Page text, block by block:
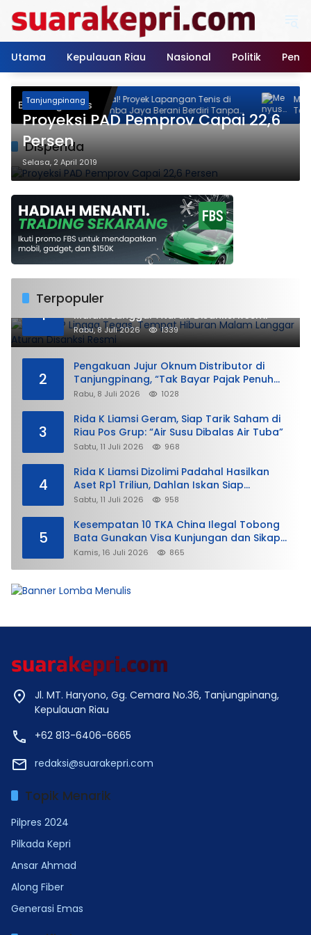
konten
Utama
Kepulauan Riau Nasional Politik
Breaking NewsNeo Feodal! Proyek Lapangan Tenis di
Jalan Rimba Jaya Berani Berdiri Tanpa
Izin, Pemilik Malah Pamer Progres 70
Dispenda
Tanjungpinang
Proyeksi PAD Pemprov Capai 22,6
Persen
Selasa, 2 April 2019
Terpopuler
1
DPMPTSP Lingga Tegas, Tempat Hiburan
Malam Langgar Aturan Disanksi Resmi
Rabu, 8 Juli 2026 1339
2
Pengakuan Jujur Oknum Distributor di
Tanjungpinang, “Tak Bayar Pajak Penuh
demi Untung”
Rabu, 8 Juli 2026 1028
3
Rida K Liamsi Geram, Siap Tarik Saham di
Riau Pos Grup: “Air Susu Dibalas Air Tuba”
Sabtu, 11 Juli 2026 968
4
Rida K Liamsi Dizolimi Padahal Hasilkan
Aset Rp1 Triliun, Dahlan Iskan Siap
Membela
Sabtu, 11 Juli 2026 958
5
Kesempatan 10 TKA China Ilegal Tobong
Bata Gunakan Visa Kunjungan dan Sikap
Lunak Ditjen Imigrasi Kepri?
Kamis, 16 Juli 2026 865
Jl. MT. Haryono, Gg. Cemara No.36, Tanjungpinang,
Kepulauan Riau
+62 813-6406-6665
redaksi@suarakepri.com
Topik Menarik
Pilpres 2024
Pilkada Kepri
Ansar Ahmad
Along Fiber
Generasi Emas